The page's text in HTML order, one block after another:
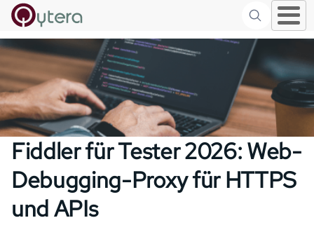
Skip to main content Suche
Fiddler für Tester 2026: Web-
Debugging-Proxy für HTTPS
und APIs